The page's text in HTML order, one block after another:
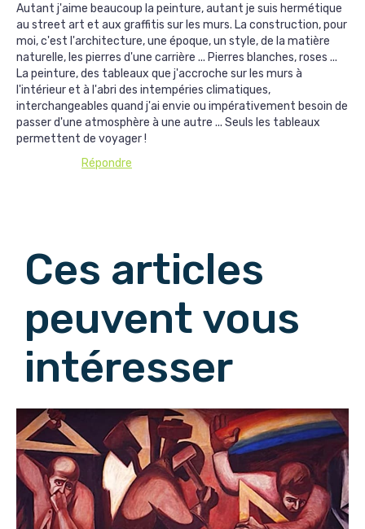
Autant j'aime beaucoup la peinture, autant je suis hermétique
au street art et aux graffitis sur les murs. La construction, pour
moi, c'est l'architecture, une époque, un style, de la matière
naturelle, les pierres d'une carrière ... Pierres blanches, roses ...
La peinture, des tableaux que j'accroche sur les murs à
l'intérieur et à l'abri des intempéries climatiques,
interchangeables quand j'ai envie ou impérativement besoin de
passer d'une atmosphère à une autre ... Seuls les tableaux
permettent de voyager !
Répondre
Ces articles
peuvent vous
intéresser